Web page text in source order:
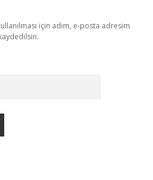
için adım, e-posta adresim